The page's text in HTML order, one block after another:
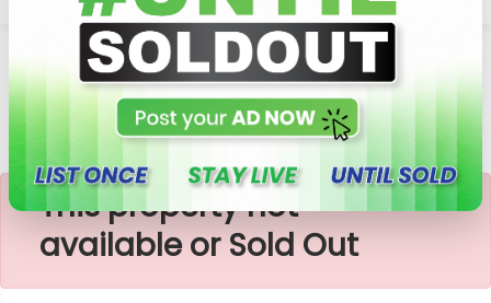
×
This property not
available or Sold Out